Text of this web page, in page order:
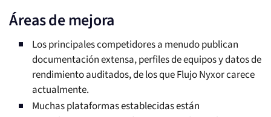
Áreas de mejora
Los principales competidores a menudo publican
documentación extensa, perfiles de equipos y datos de
rendimiento auditados, de los que Flujo Nyxor carece
actualmente.
Muchas plataformas establecidas están